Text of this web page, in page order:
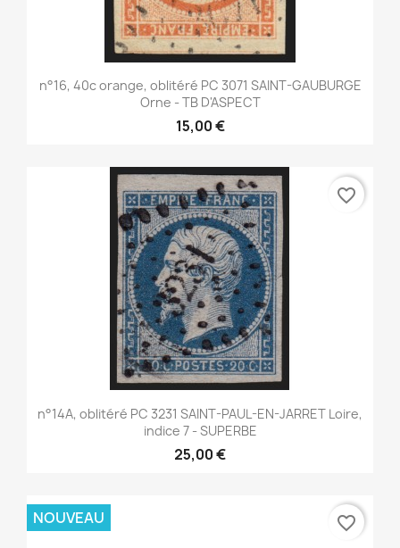
n°16, 40c orange, oblitéré PC 3071 SAINT-GAUBURGE
Orne - TB D'ASPECT
15,00 €
n°14A, oblitéré PC 3231 SAINT-PAUL-EN-JARRET Loire,
indice 7 - SUPERBE
25,00 €
favorite_border
NOUVEAU favorite_border